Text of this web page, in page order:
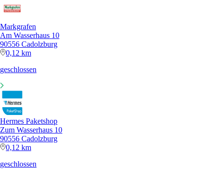
Markgrafen
Am Wasserhaus 10
90556 Cadolzburg
0,12 km
geschlossen
Hermes Paketshop
Zum Wasserhaus 10
90556 Cadolzburg
0,12 km
geschlossen